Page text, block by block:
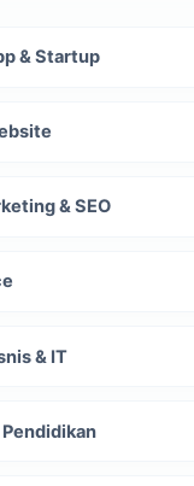
& Startup
& SEO
& IT